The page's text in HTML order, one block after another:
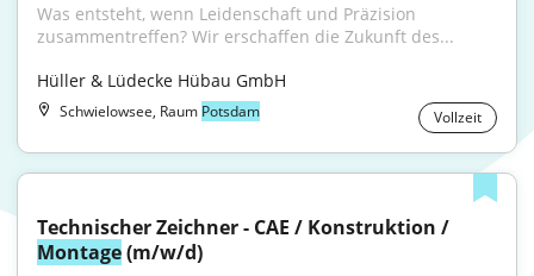
Was entsteht, wenn Leidenschaft und Präzision
zusammentreffen? Wir erschaffen die Zukunft des...
Hüller & Lüdecke Hübau GmbH
Schwielowsee, Raum Potsdam Vollzeit
Montage (m/w/d)